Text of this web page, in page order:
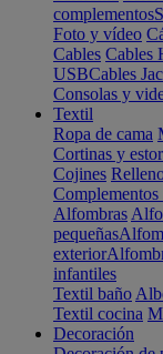
complementos
Foto y vídeo
Cables Cables
USBCables
Consolas y
Textil
Ropa de cama
Cortinas y
Cojines
Complementos
Alfombras
pequeñas
exterior
infantiles
Textil baño
Textil cocina
Decoración